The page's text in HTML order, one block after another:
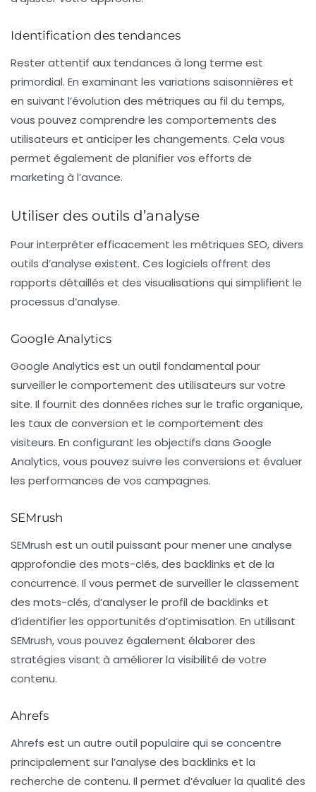
Identification des tendances
Rester attentif aux tendances à long terme est
primordial. En examinant les variations saisonnières et
en suivant l’évolution des métriques au fil du temps,
vous pouvez comprendre les comportements des
utilisateurs et anticiper les changements. Cela vous
permet également de planifier vos efforts de
marketing à l’avance.
Utiliser des outils d’analyse
Pour interpréter efficacement les métriques SEO, divers
outils d’analyse existent. Ces logiciels offrent des
rapports détaillés et des visualisations qui simplifient le
processus d’analyse.
Google Analytics
Google Analytics est un outil fondamental pour
surveiller le comportement des utilisateurs sur votre
site. Il fournit des données riches sur le trafic organique,
les taux de conversion et le comportement des
visiteurs. En configurant les objectifs dans Google
Analytics, vous pouvez suivre les conversions et évaluer
les performances de vos campagnes.
SEMrush
SEMrush est un outil puissant pour mener une analyse
approfondie des mots-clés, des backlinks et de la
concurrence. Il vous permet de surveiller le classement
des mots-clés, d’analyser le profil de backlinks et
d’identifier les opportunités d’optimisation. En utilisant
SEMrush, vous pouvez également élaborer des
stratégies visant à améliorer la visibilité de votre
contenu.
Ahrefs
Ahrefs est un autre outil populaire qui se concentre
principalement sur l’analyse des backlinks et la
recherche de contenu. Il permet d’évaluer la qualité des